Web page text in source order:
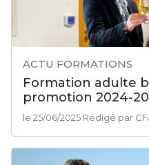
ACTU FORMATIONS
Formation adulte
promotion 2024-
le 25/06/2025 Rédigé par